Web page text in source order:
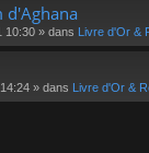
d'Aghana
10:30 » dans Livre d'Or &
» dans Livre d'Or &